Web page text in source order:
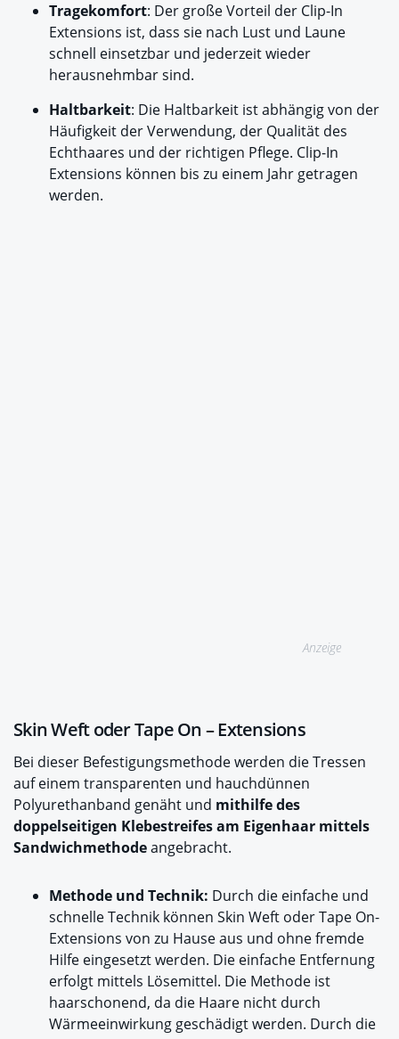
Tragekomfort: Der große Vorteil der Clip-In
Extensions ist, dass sie nach Lust und Laune
schnell einsetzbar und jederzeit wieder
herausnehmbar sind.
Haltbarkeit: Die Haltbarkeit ist abhängig von der
Häufigkeit der Verwendung, der Qualität des
Echthaares und der richtigen Pflege. Clip-In
Extensions können bis zu einem Jahr getragen
werden.
Anzeige
Skin Weft oder Tape On – Extensions
Bei dieser Befestigungsmethode werden die Tressen
auf einem transparenten und hauchdünnen
Polyurethanband genäht und mithilfe des
doppelseitigen Klebestreifes am Eigenhaar mittels
Sandwichmethodeangebracht.
Methode und Technik: Durch die einfache und
schnelle Technik können Skin Weft oder Tape On-
Extensions von zu Hause aus und ohne fremde
Hilfe eingesetzt werden. Die einfache Entfernung
erfolgt mittels Lösemittel. Die Methode ist
haarschonend, da die Haare nicht durch
Wärmeeinwirkung geschädigt werden. Durch die